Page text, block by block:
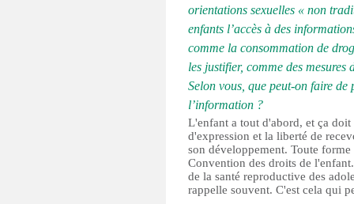
orientations sexuelles « non
enfants l’accès à des
comme la consommation de
les justifier, comme des mesures
Selon vous, que peut-on faire
l’information ?
L'enfant a tout d'abord, et ça
d'expression et la liberté de
son développement. Toute
Convention des droits de
de la santé reproductive des
rappelle souvent. C'est cela qui